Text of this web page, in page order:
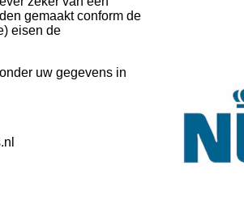
gemaakt conform de
eisen de
uw gegevens in